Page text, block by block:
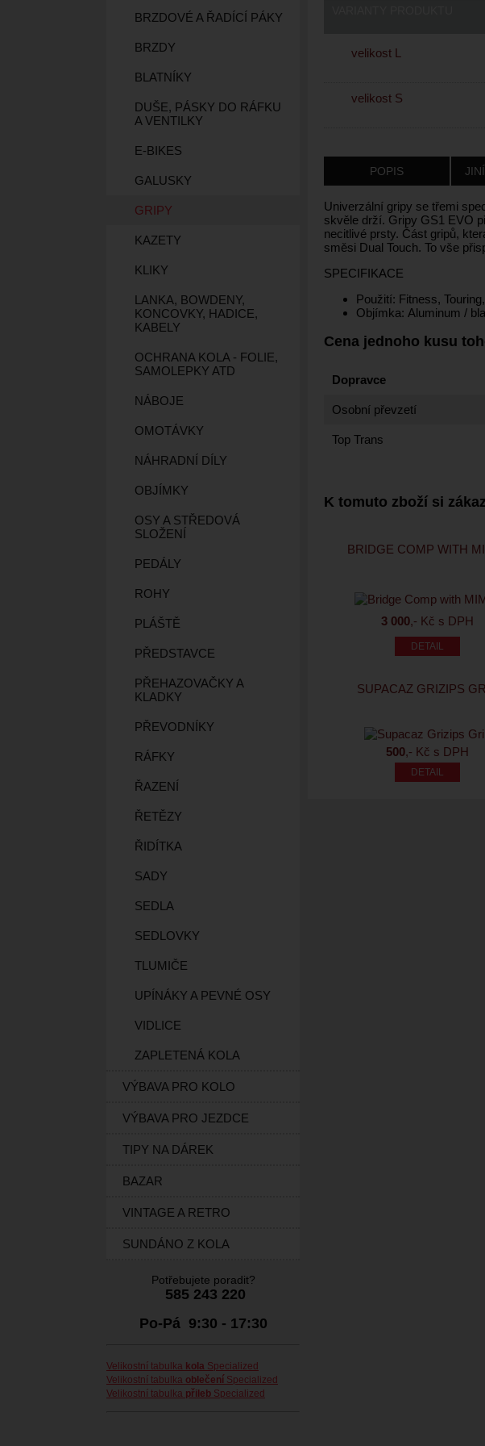
BRZDOVÉ A ŘADÍCÍ PÁKY
BRZDY
BLATNÍKY
DUŠE, PÁSKY DO RÁFKU
A VENTILKY
E-BIKES
GALUSKY
GRIPY
KAZETY
KLIKY
LANKA, BOWDENY,
KONCOVKY, HADICE,
KABELY
OCHRANA KOLA - FOLIE,
SAMOLEPKY ATD
NÁBOJE
OMOTÁVKY
NÁHRADNÍ DÍLY
OBJÍMKY
OSY A STŘEDOVÁ
SLOŽENÍ
PEDÁLY
ROHY
PLÁŠTĚ
PŘEDSTAVCE
PŘEHAZOVAČKY A
KLADKY
PŘEVODNÍKY
RÁFKY
ŘAZENÍ
ŘETĚZY
ŘIDÍTKA
SADY
SEDLA
SEDLOVKY
TLUMIČE
UPÍNÁKY A PEVNÉ OSY
VIDLICE
ZAPLETENÁ KOLA
VÝBAVA PRO KOLO
VÝBAVA PRO JEZDCE
TIPY NA DÁREK
BAZAR
VINTAGE A RETRO
SUNDÁNO Z KOLA
Potřebujete poradit?
585 243 220
Po-Pá 9:30 - 17:30
Velikostní tabulka kola Specialized
Velikostní tabulka oblečení Specialized
Velikostní tabulka přileb Specialized
velikost L
velikost S
POPIS
Univerzální gripy se třemi
skvěle drží. Gripy GS1 EVO
necitlivé prsty. Část gripů,
směsi Dual Touch. To vše
SPECIFIKACE
Použití: Fitness,
Objímka: Aluminum /
Cena jednoho kusu
Dopravce
Osobní převzetí
Top Trans
K tomuto zboží si
BRIDGE COMP WITH
3 000,- Kč s DPH
SUPACAZ GRIZIPS
500,- Kč s DPH